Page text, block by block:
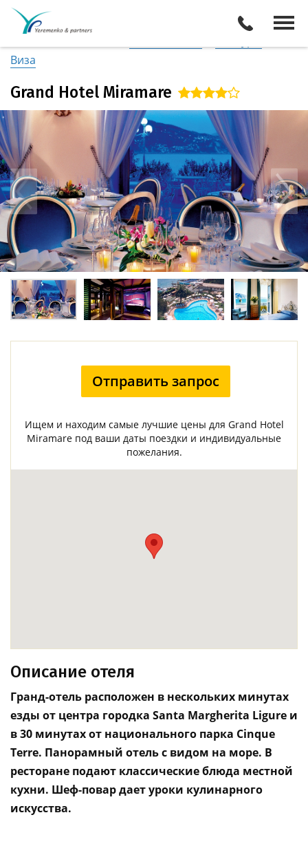
Италия
Виза
Grand Hotel Miramare
Отправить запрос
Ищем и находим самые лучшие цены для Grand Hotel
Miramare под ваши даты поездки и индивидуальные
пожелания.
Описание отеля
Гранд-отель расположен в нескольких минутах
езды от центра городка Santa Margherita Ligure и
в 30 минутах от национального парка Cinque
Terre. Панорамный отель с видом на море. В
ресторане подают классические блюда местной
кухни. Шеф-повар дает уроки кулинарного
искусства.